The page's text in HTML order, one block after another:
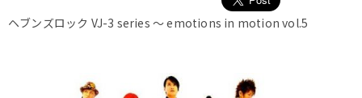
ヘブンズロック VJ-3 series 〜 emotions in motion vol.5